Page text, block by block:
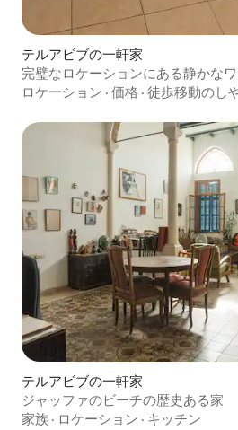
テルアビブの一軒家
完璧なロケーションにある静かな
ロケーション · 価格 · 徒歩移動のし
テルアビブの一軒家
ジャッファのビーチの歴史ある家
家族 · ロケーション · キッチン